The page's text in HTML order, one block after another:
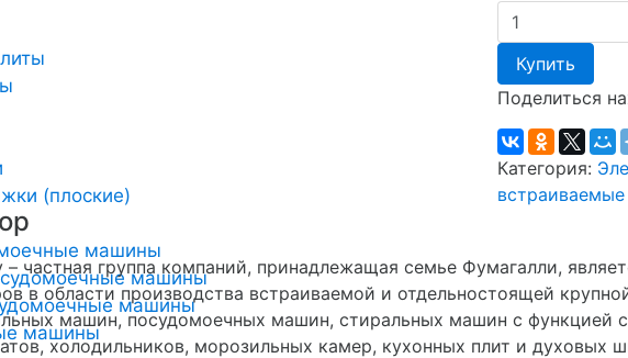
(плоские)
машины
машины
машины
машины
Купить
Поделиться
Категория:
– частная группа компаний, принадлежащая семье Фумагалли,
в области производства встраиваемой и отдельностоящей
машин, посудомоечных машин, стиральных машин с функцией
холодильников, морозильных камер, кухонных плит и духовых